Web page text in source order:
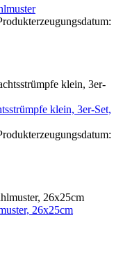
klein, 3er-Set,
26x25cm